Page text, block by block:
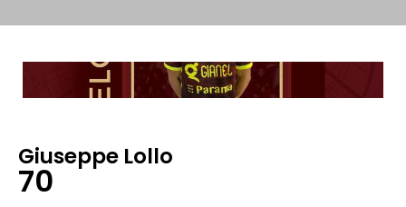
Giuseppe Lollo
70